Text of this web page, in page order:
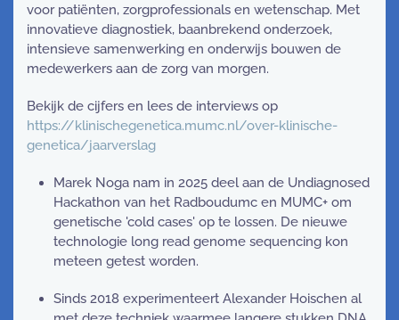
voor patiënten, zorgprofessionals en wetenschap. Met
innovatieve diagnostiek, baanbrekend onderzoek,
intensieve samenwerking en onderwijs bouwen de
medewerkers aan de zorg van morgen.
Bekijk de cijfers en lees de interviews op
https://klinischegenetica.mumc.nl/over-klinische-
genetica/jaarverslag
Marek Noga nam in 2025 deel aan de Undiagnosed
Hackathon van het Radboudumc en MUMC+ om
genetische 'cold cases' op te lossen. De nieuwe
technologie long read genome sequencing kon
meteen getest worden.
Sinds 2018 experimenteert Alexander Hoischen al